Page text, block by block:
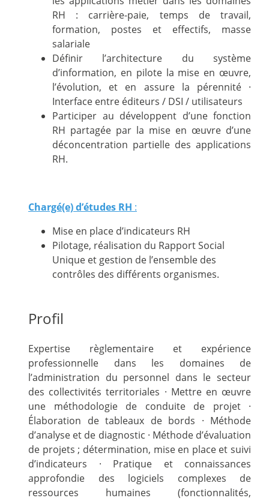
RH : carrière-paie, temps de travail,
formation, postes et effectifs, masse
salariale
Définir l’architecture du système
d’information, en pilote la mise en œuvre,
l’évolution, et en assure la pérennité ·
Interface entre éditeurs / DSI / utilisateurs
Participer au développent d’une fonction
RH partagée par la mise en œuvre d’une
déconcentration partielle des applications
RH.
Chargé(e) d’études RH :
Mise en place d’indicateurs RH
Pilotage, réalisation du Rapport Social
Unique et gestion de l’ensemble des
contrôles des différents organismes.
Profil
Expertise règlementaire et expérience
professionnelle dans les domaines de
l’administration du personnel dans le secteur
des collectivités territoriales · Mettre en œuvre
une méthodologie de conduite de projet ·
Élaboration de tableaux de bords · Méthode
d’analyse et de diagnostic · Méthode d’évaluation
de projets ; détermination, mise en place et suivi
d’indicateurs · Pratique et connaissances
approfondie des logiciels complexes de
ressources humaines (fonctionnalités,